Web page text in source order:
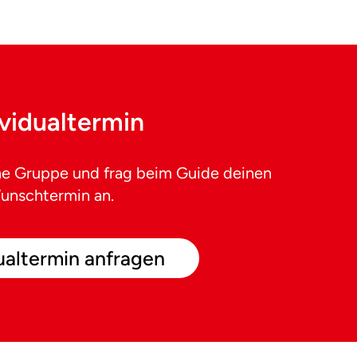
Gruppe und frag beim Guide deinen
an.
anfragen